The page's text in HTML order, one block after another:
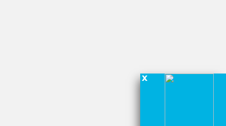
x